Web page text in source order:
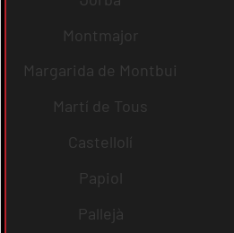
Montmajor
Margarida de Montbui
Martí de Tous
Castellolí
Papiol
Pallejà